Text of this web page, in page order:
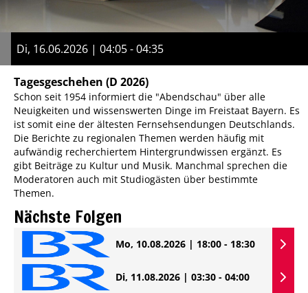
Di, 16.06.2026 | 04:05 - 04:35
Tagesgeschehen (D 2026)
Schon seit 1954 informiert die "Abendschau" über alle
Neuigkeiten und wissenswerten Dinge im Freistaat Bayern. Es
ist somit eine der ältesten Fernsehsendungen Deutschlands.
Die Berichte zu regionalen Themen werden häufig mit
aufwändig recherchiertem Hintergrundwissen ergänzt. Es
gibt Beiträge zu Kultur und Musik. Manchmal sprechen die
Moderatoren auch mit Studiogästen über bestimmte
Themen.
Nächste Folgen
Mo, 10.08.2026 | 18:00 - 18:30
Di, 11.08.2026 | 03:30 - 04:00